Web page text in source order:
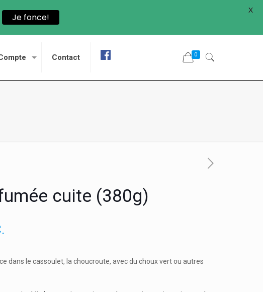
Contact 0
cuite (380g)
dans le cassoulet, la choucroute, avec du choux vert ou autres
Je fonce!
X